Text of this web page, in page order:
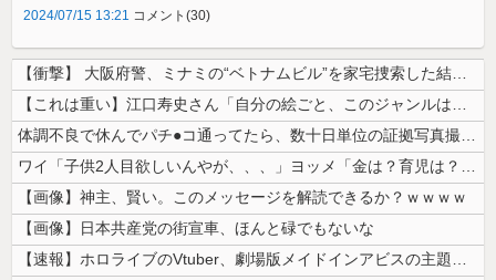
2024/07/15 13:21 コメント(30)
【衝撃】 大阪府警、ミナミの“ベトナムビル”を家宅捜索した結果・・・・...
【これは重い】江口寿史さん「自分の絵ごと、このジャンルはそろそろ終わり...
体調不良で休んでパチ●コ通ってたら、数十日単位の証拠写真撮られて会社ク...
ワイ「子供2人目欲しいんやが、、、」ヨッメ「金は？育児は？私の仕事は？...
【画像】神主、賢い。このメッセージを解読できるか？ｗｗｗｗ
【画像】日本共産党の街宣車、ほんと碌でもないな
【速報】ホロライブのVtuber、劇場版メイドインアビスの主題歌決定w...